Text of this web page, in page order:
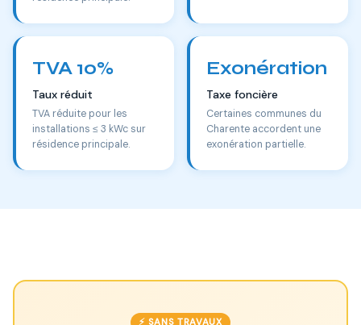
TVA 10%
Taux réduit
TVA réduite pour les
installations ≤ 3 kWc sur
résidence principale.
Exonération
Taxe foncière
Certaines communes du
Charente accordent une
exonération partielle.
⚡ SANS TRAVAUX